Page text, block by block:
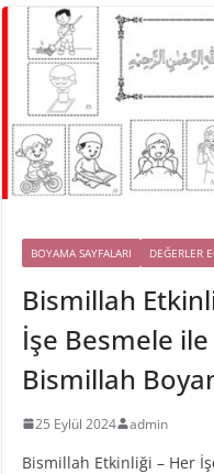
BOYAMA SAYFALARI DEĞERLER
Bismillah
İşe Besmele ile
Bismillah
25 Eylül 2024 admin
Bismillah Etkinliği – Her